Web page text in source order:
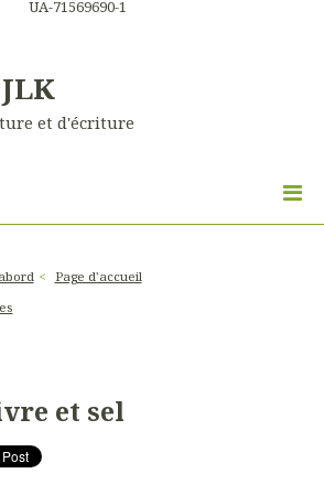
UA-71569690-1
et d'écriture
Page d'accueil
et sel